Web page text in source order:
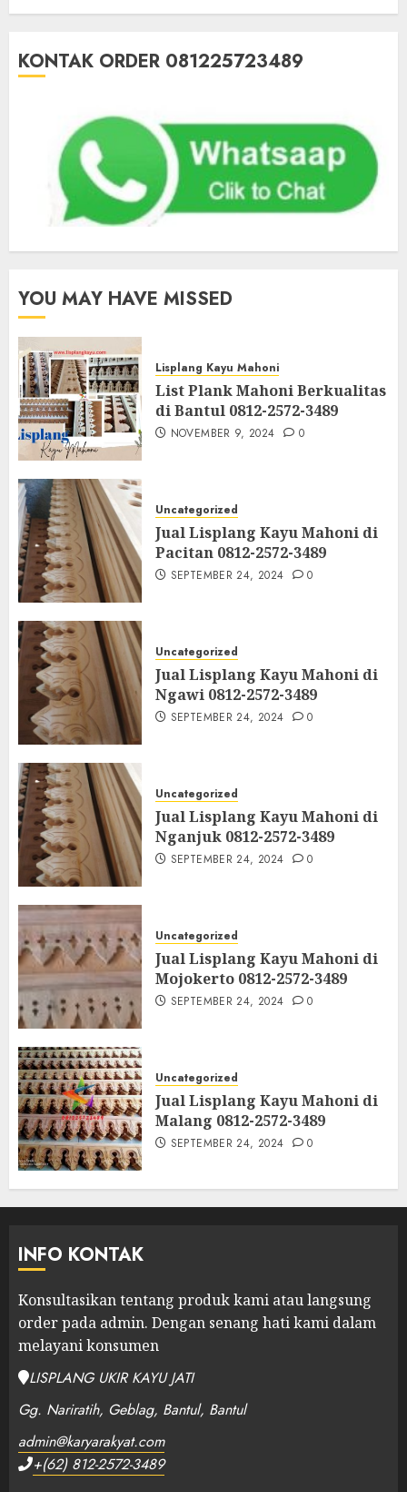
KONTAK ORDER 081225723489
YOU MAY HAVE MISSED
Lisplang Kayu Mahoni
List Plank Mahoni Berkualitas
di Bantul 0812-2572-3489
NOVEMBER 9, 2024 0
Uncategorized
Jual Lisplang Kayu Mahoni di
Pacitan 0812-2572-3489
SEPTEMBER 24, 2024 0
Uncategorized
Jual Lisplang Kayu Mahoni di
Ngawi 0812-2572-3489
SEPTEMBER 24, 2024 0
Uncategorized
Jual Lisplang Kayu Mahoni di
Nganjuk 0812-2572-3489
SEPTEMBER 24, 2024 0
Uncategorized
Jual Lisplang Kayu Mahoni di
Mojokerto 0812-2572-3489
SEPTEMBER 24, 2024 0
Uncategorized
Jual Lisplang Kayu Mahoni di
Malang 0812-2572-3489
SEPTEMBER 24, 2024 0
INFO KONTAK
Konsultasikan tentang produk kami atau langsung
order pada admin. Dengan senang hati kami dalam
melayani konsumen
LISPLANG UKIR KAYU JATI
Gg. Nariratih, Geblag, Bantul, Bantul
admin@karyarakyat.com
+(62) 812-2572-3489